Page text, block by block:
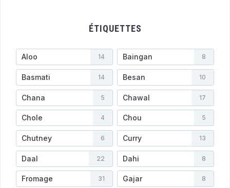
ÉTIQUETTES
Aloo 14 Baingan 8
Basmati 14 Besan 10
Chana 5 Chawal 17
Chole 4 Chou 5
Chutney 6 Curry 13
Daal 22 Dahi 8
Fromage 31 Gajar 8